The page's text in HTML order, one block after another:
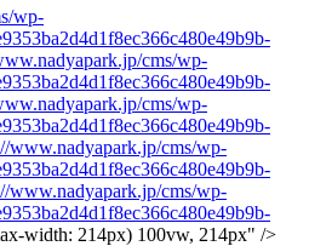
wp-
cms/wp-
cms/wp-
www.nadyapark.jp/cms/wp-
www.nadyapark.jp/cms/wp-
width: 214px) 100vw, 214px" />